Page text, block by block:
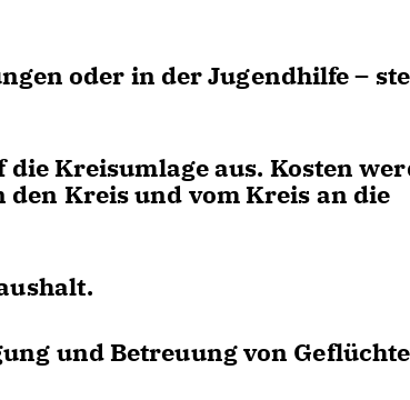
oder in der Jugendhilfe –
Kreisumlage aus. Kosten
Kreis und vom Kreis an die
und Betreuung von